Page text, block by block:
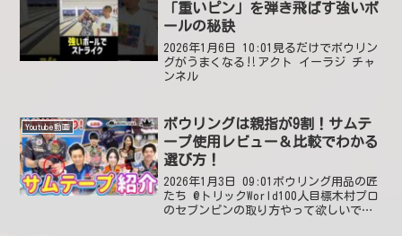
「重いピン」を弾き飛ばす強いボ
ールの秘訣
2026年1月6日 10:01見るだけでボウリン
グがうまくなる‼アクト イーラジ チャ
ンネル
Youtube動画
ボウリングは親指が9割！サムテ
ープ使用レビュー＆比較でわかる
選び方！
2026年1月3日 09:01ボウリング用品の匠
たち @トリックWorld100人目標木村プロ
のセブンピンの取り方やって欲しいです